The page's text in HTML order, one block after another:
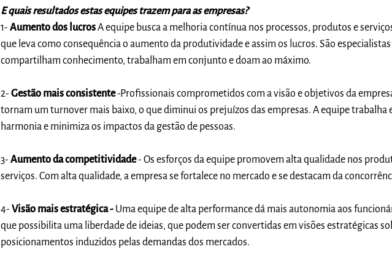
E quais resultados estas equipes trazem para as empresas?
1-Aumento dos lucrosA equipe busca a melhoria contínua nos processos, produtos e
que leva como consequência o aumento da produtividade e assim os lucros. São
compartilham conhecimento, trabalham em conjunto e doam ao máximo.
2-Gestão mais consistente-Profissionais comprometidos com a visão e objetivos da
tornam um turnover mais baixo, o que diminui os prejuízos das empresas. A equipe trabalha
harmonia e minimiza os impactos da gestão de pessoas.
3-Aumento da competitividade- Os esforços da equipe promovem alta qualidade nos
serviços. Com alta qualidade, a empresa se fortalece no mercado e se destacam da
4-Visão mais estratégica - Uma equipe de alta performance dá mais autonomia aos
que possibilita uma liberdade de ideias, que podem ser convertidas em visões estratégicas
posicionamentos induzidos pelas demandas dos mercados.